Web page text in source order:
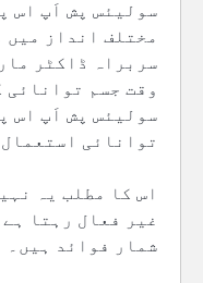
سولیئس پش اَپ اس
مختلف انداز
سربراہ ڈاکٹر
وقت جسم توانائی
سولیئس پش اَپ اس
توانائی
اس کا مطلب یہ
غیر فعال رہتا
شمار فوائد ہیں۔